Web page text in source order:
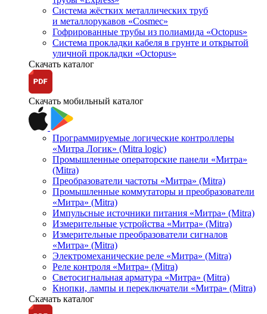
Система жёстких металлических труб
и металлорукавов «Cosmec»
Гофрированные трубы из полиамида «Octopus»
Система прокладки кабеля в грунте и открытой
уличной прокладки «Octopus»
Скачать каталог
Скачать мобильный каталог
Программируемые логические контроллеры
«Митра Логик» (Mitra logic)
Промышленные операторские панели «Митра»
(Mitra)
Преобразователи частоты «Митра» (Mitra)
Промышленные коммутаторы и преобразователи
«Митра» (Mitra)
Импульсные источники питания «Митра» (Mitra)
Измерительные устройства «Митра» (Mitra)
Измерительные преобразователи сигналов
«Митра» (Mitra)
Электромеханические реле «Митра» (Mitra)
Реле контроля «Митра» (Mitra)
Светосигнальная арматура «Митра» (Mitra)
Кнопки, лампы и переключатели «Митра» (Mitra)
Скачать каталог